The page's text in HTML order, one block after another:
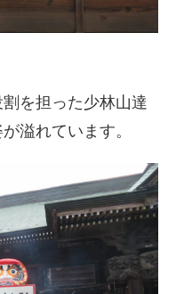
を担った少林山達
溢れています。